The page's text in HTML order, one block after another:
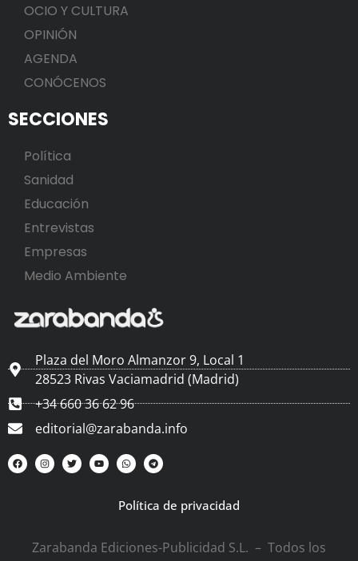
OCIO Y CULTURA
OPINIÓN
AGENDA
CONÓCENOS
SECCIONES
Política
Sanidad
Educación
Entrevistas
Empresas
Medio Ambiente
Plaza del Moro Almanzor 9, Local 1
28523 Rivas Vaciamadrid (Madrid)
+34 660 36 62 96
editorial@zarabanda.info
Política de privacidad
Zarabanda Ediciones-Publicidad S.L. – Todos los